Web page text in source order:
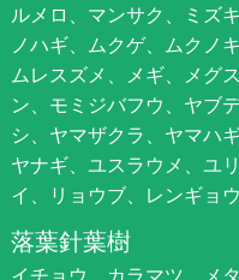
ルメロ、マンサク、ミズ
ノハギ、ムクゲ、ムクノ
ムレスズメ、メギ、メグ
ン、モミジバフウ、ヤブ
シ、ヤマザクラ、ヤマハ
ヤナギ、ユスラウメ、ユ
イ、リョウブ、レンギョ
落葉針葉樹